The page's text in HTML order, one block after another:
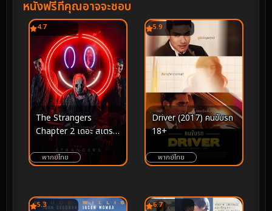
หนังฟรีที่คุณอาจจะชอบ
4.7
The Strangers
Chapter 2 เดอะ สเตรน
เจอร์ส อำมหิตฆ่าไม่เลิก 2
(2025)
พากย์ไทย
5.9
Driver (2017) คนขับรถ
18+
พากย์ไทย
5.3 6.7